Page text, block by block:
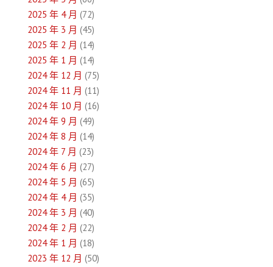
2025 年 4 月 (72)
2025 年 3 月 (45)
2025 年 2 月 (14)
2025 年 1 月 (14)
2024 年 12 月 (75)
2024 年 11 月 (11)
2024 年 10 月 (16)
2024 年 9 月 (49)
2024 年 8 月 (14)
2024 年 7 月 (23)
2024 年 6 月 (27)
2024 年 5 月 (65)
2024 年 4 月 (35)
2024 年 3 月 (40)
2024 年 2 月 (22)
2024 年 1 月 (18)
2023 年 12 月 (50)